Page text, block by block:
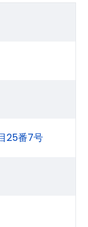
25番7号